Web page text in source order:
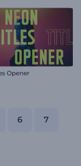
Opener
6 7